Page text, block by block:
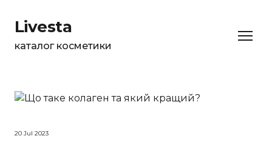
Livesta
каталог косметики
20 Jul 2023